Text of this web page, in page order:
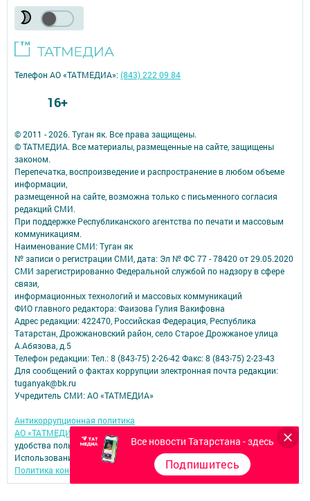
Все новости Татарстана - здесь
Подпишитесь
© 2011 - 2026. Туган як. Все права защищены.
© ТАТМЕДИА. Все материалы, размещенные на сайте, защищены
законом.
Перепечатка, воспроизведение и распространение в любом объеме
информации,
размещенной на сайте, возможна только с письменного согласия
редакций СМИ.
При поддержке Республиканского агентства по печати и массовым
коммуникациям.
Наименование СМИ: Туган як
№ записи о регистрации СМИ, дата: Эл № ФС 77 - 78420 от 29.05.2020
СМИ зарегистрированно Федеральной службой по надзору в сфере
связи,
информационных технологий и массовых коммуникаций
ФИО главного редактора: Фаизова Гулия Вакифовна
Адрес редакции: 422470, Российская Федерация, Республика
Татарстан, Дрожжановский район, село Старое Дрожжаное улица
А.Абязова, д.5
Телефон редакции: Тел.: 8 (843-75) 2-26-42 Факс: 8 (843-75) 2-23-43
Для сообщений о фактах коррупции электронная почта редакции:
tuganyak@bk.ru
Учредитель СМИ: АО «ТАТМЕДИА»
Антикоррупционная политика
АО «ТАТМЕДИА» использует «cookie»
для персонализации сервисов и
удобства пользователей сайтом.
Использование «cookie» можно отменить в настройках браузера.
Политика конфиденциальности
Телефон АО «ТАТМЕДИА»:(843) 222 09 84
16+